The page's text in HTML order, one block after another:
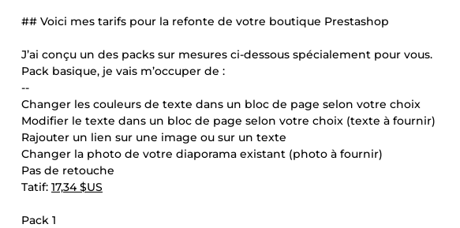
## Voici mes tarifs pour la refonte de votre boutique Prestashop
J’ai conçu un des packs sur mesures ci-dessous spécialement pour vous.
Pack basique, je vais m’occuper de :
--
Changer les couleurs de texte dans un bloc de page selon votre choix
Modifier le texte dans un bloc de page selon votre choix (texte à fournir)
Rajouter un lien sur une image ou sur un texte
Changer la photo de votre diaporama existant (photo à fournir)
Pas de retouche
Tatif: 17,34 $US
Pack 1